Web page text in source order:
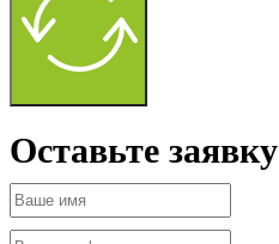
Оставьте заявку